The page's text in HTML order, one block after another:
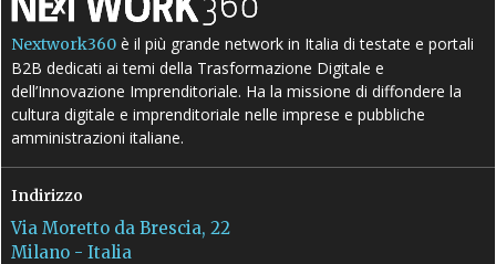
Nextwork360 è il più grande network in Italia di testate e portali
B2B dedicati ai temi della Trasformazione Digitale e
dell’Innovazione Imprenditoriale. Ha la missione di diffondere la
cultura digitale e imprenditoriale nelle imprese e pubbliche
amministrazioni italiane.
Indirizzo
Via Moretto da Brescia, 22
Milano - Italia